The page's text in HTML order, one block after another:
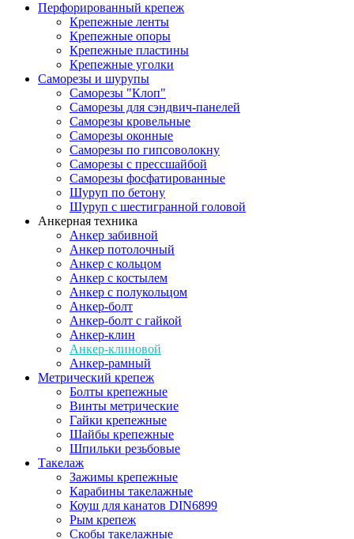
Перфорированный крепеж
Крепежные ленты
Крепежные опоры
Крепежные пластины
Крепежные уголки
Саморезы и шурупы
Саморезы "Клоп"
Саморезы для сэндвич-панелей
Саморезы кровельные
Саморезы оконные
Саморезы по гипсоволокну
Саморезы с прессшайбой
Саморезы фосфатированные
Шуруп по бетону
Шуруп с шестигранной головой
Анкерная техника
Анкер забивной
Анкер потолочный
Анкер с кольцом
Анкер с костылем
Анкер с полукольцом
Анкер-болт
Анкер-болт с гайкой
Анкер-клин
Анкер-клиновой
Анкер-рамный
Метрический крепеж
Болты крепежные
Винты метрические
Гайки крепежные
Шайбы крепежные
Шпильки резьбовые
Такелаж
Зажимы крепежные
Карабины такелажные
Коуш для канатов DIN6899
Рым крепеж
Скобы такелажные